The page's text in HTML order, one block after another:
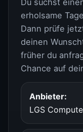
Du suchst
erholsame
Dann prüfe
deinen
früher du
Chance auf
Anbieter:
LGS